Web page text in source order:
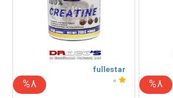
fullestar
0
%8 %8